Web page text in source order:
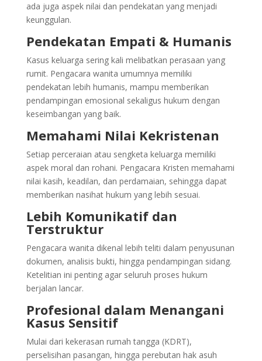
ada juga aspek nilai dan pendekatan yang menjadi
keunggulan.
Pendekatan Empati & Humanis
Kasus keluarga sering kali melibatkan perasaan yang
rumit. Pengacara wanita umumnya memiliki
pendekatan lebih humanis, mampu memberikan
pendampingan emosional sekaligus hukum dengan
keseimbangan yang baik.
Memahami Nilai Kekristenan
Setiap perceraian atau sengketa keluarga memiliki
aspek moral dan rohani. Pengacara Kristen memahami
nilai kasih, keadilan, dan perdamaian, sehingga dapat
memberikan nasihat hukum yang lebih sesuai.
Lebih Komunikatif dan
Terstruktur
Pengacara wanita dikenal lebih teliti dalam penyusunan
dokumen, analisis bukti, hingga pendampingan sidang.
Ketelitian ini penting agar seluruh proses hukum
berjalan lancar.
Profesional dalam Menangani
Kasus Sensitif
Mulai dari kekerasan rumah tangga (KDRT),
perselisihan pasangan, hingga perebutan hak asuh